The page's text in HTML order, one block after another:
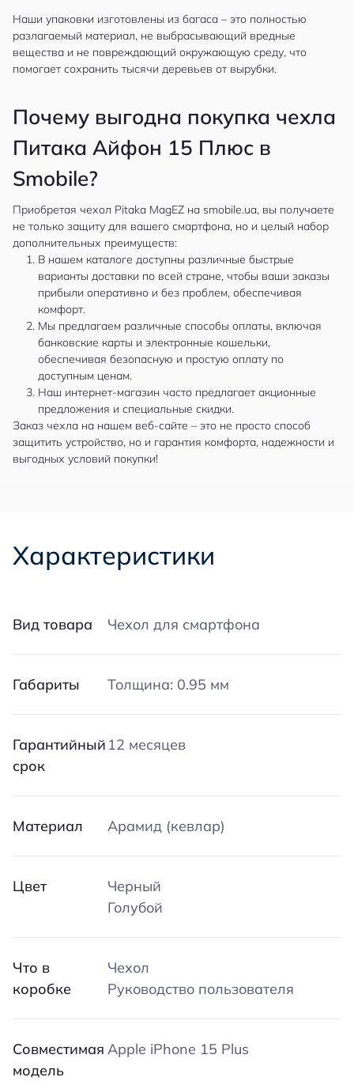
Наши упаковки изготовлены из багаса – это полностью
разлагаемый материал, не выбрасывающий вредные
вещества и не повреждающий окружающую среду, что
помогает сохранить тысячи деревьев от вырубки.
Почему выгодна покупка чехла
Питака Айфон 15 Плюс в
Smobile?
Приобретая чехол Pitaka MagEZ на smobile.ua, вы получаете
не только защиту для вашего смартфона, но и целый набор
дополнительных преимуществ:
В нашем каталоге доступны различные быстрые
варианты доставки по всей стране, чтобы ваши заказы
прибыли оперативно и без проблем, обеспечивая
комфорт.
Мы предлагаем различные способы оплаты, включая
банковские карты и электронные кошельки,
обеспечивая безопасную и простую оплату по
доступным ценам.
Наш интернет-магазин часто предлагает акционные
предложения и специальные скидки.
Заказ чехла на нашем веб-сайте – это не просто способ
защитить устройство, но и гарантия комфорта, надежности и
выгодных условий покупки!
Характеристики
Вид товара Чехол для смартфона
Габариты Толщина: 0.95 мм
Гарантийный
срок
12 месяцев
Материал Арамид (кевлар)
Цвет
Черный
Голубой
Что в
коробке
Чехол
Руководство пользователя
Совместимая
модель
Apple iPhone 15 Plus